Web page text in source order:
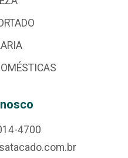
4700